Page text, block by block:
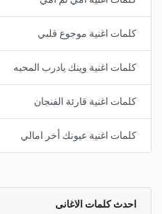
كلمات اغنية موجوع قلبي
كلمات اغنية وينك يادرب المحبه
كلمات اغنية قارئة الفنجان
كلمات اغنية عيونك أخر امالي
احدث كلمات الاغانى